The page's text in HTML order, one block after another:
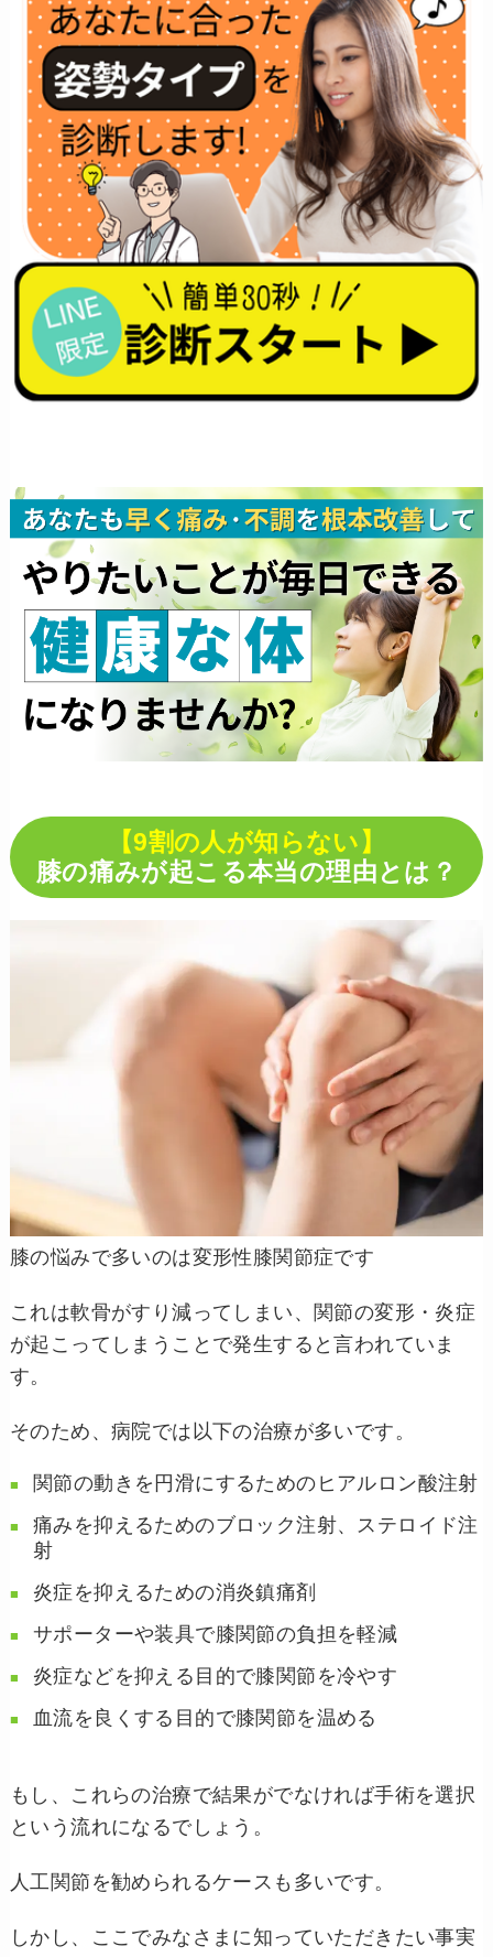
【9割の人が知らない】
膝の痛みが起こる本当の理由とは？
膝の悩みで多いのは変形性膝関節症です
これは軟骨がすり減ってしまい、関節の変形・炎症
が起こってしまうことで発生すると言われていま
す。
そのため、病院では以下の治療が多いです。
関節の動きを円滑にするためのヒアルロン酸注射
痛みを抑えるためのブロック注射、ステロイド注
射
炎症を抑えるための消炎鎮痛剤
サポーターや装具で膝関節の負担を軽減
炎症などを抑える目的で膝関節を冷やす
血流を良くする目的で膝関節を温める
もし、これらの治療で結果がでなければ手術を選択
という流れになるでしょう。
人工関節を勧められるケースも多いです。
しかし、ここでみなさまに知っていただきたい事実